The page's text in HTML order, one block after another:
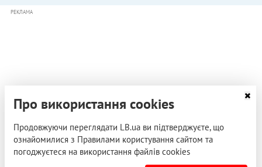
РЕКЛАМА
Про використання cookies
Продовжуючи переглядати LB.ua ви підтверджуєте, що
ознайомилися з Правилами користування сайтом та
погоджуєтеся на використання файлів cookies